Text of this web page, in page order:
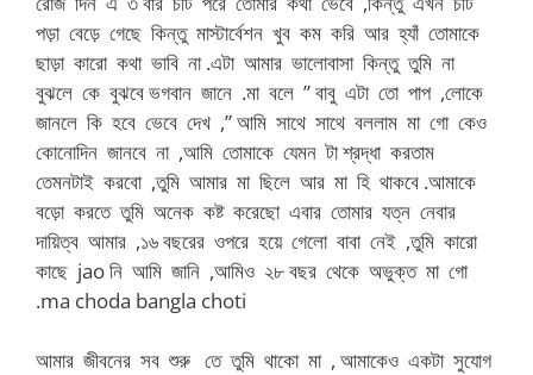
পড়া বেড়ে গেছে কিন্তু মাস্টার্বেশন খুব কম করি আর হ্যাঁ তোমাকে
ছাড়া কারো কথা ভাবি না .এটা আমার ভালোবাসা কিন্তু তুমি না
বুঝলে কে বুঝবে ভগবান জানে .মা বলে ” বাবু এটা তো পাপ ,লোকে
জানলে কি হবে ভেবে দেখ ,” আমি সাথে সাথে বললাম মা গো কেও
কোনোদিন জানবে না ,আমি তোমাকে যেমন টা শ্রদ্ধা করতাম
তেমনটাই করবো ,তুমি আমার মা ছিলে আর মা হি থাকবে .আমাকে
বড়ো করতে তুমি অনেক কষ্ট করেছো এবার তোমার যত্ন নেবার
দায়িত্ব আমার ,১৬ বছরের ওপরে হয়ে গেলো বাবা নেই ,তুমি কারো
কাছে jao নি আমি জানি ,আমিও ২৮ বছর থেকে অভুক্ত মা গো
.ma choda bangla choti
আমার জীবনের সব শুরু তে তুমি থাকো মা , আমাকেও একটা সুযোগ